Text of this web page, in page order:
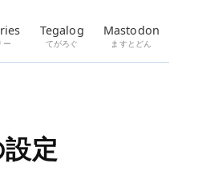
ー
Tegalog
てがろぐ
Mastodon
ますとどん
定